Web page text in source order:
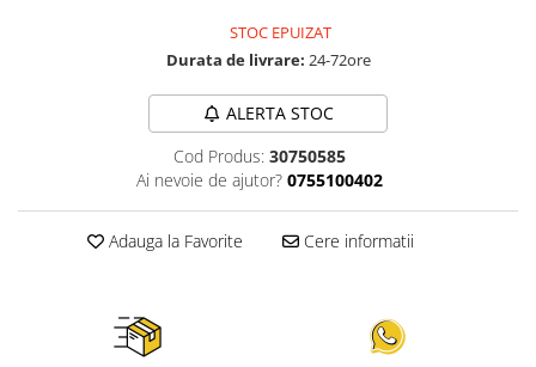
STOC EPUIZAT
Durata de livrare: 24-72ore
ALERTA STOC
Cod Produs: 30750585
Ai nevoie de ajutor? 0755100402
Adauga la Favorite Cere informatii